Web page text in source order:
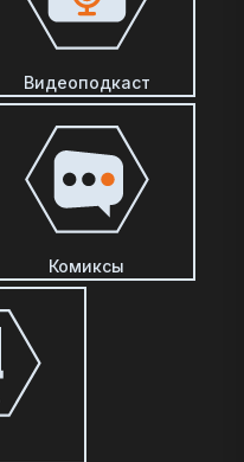
Видеоподкаст
Комиксы